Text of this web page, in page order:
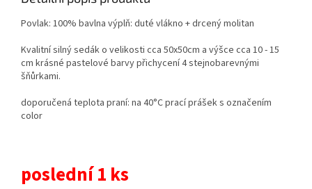
Povlak: 100% bavlna výplň: duté vlákno + drcený molitan
Kvalitní silný sedák o velikosti cca 50x50cm a výšce cca 10 - 15
cm krásné pastelové barvy přichycení 4 stejnobarevnými
šňůrkami.
doporučená teplota praní: na 40°C prací prášek s označením
color
poslední 1 ks